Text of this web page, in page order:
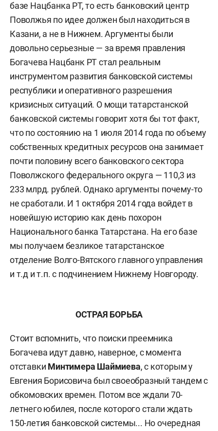
базе Нацбанка РТ, то есть банковский центр
Поволжья по идее должен был находиться в
Казани, а не в Нижнем. Аргументы были
довольно серьезные — за время правления
Богачева Нацбанк РТ стал реальным
инструментом развития банковской системы
республики и оперативного разрешения
кризисных ситуаций. О мощи татарстанской
банковской системы говорит хотя бы тот факт,
что по состоянию на 1 июля 2014 года по объему
собственных кредитных ресурсов она занимает
почти половину всего банковского сектора
Поволжского федерального округа — 110,3 из
233 млрд. рублей. Однако аргументы почему-то
не сработали. И 1 октября 2014 года войдет в
новейшую историю как день похорон
Национального банка Татарстана. На его базе
мы получаем безликое татарстанское
отделение Волго-Вятского главного управления
и т.д и т.п. с подчинением Нижнему Новгороду.
ОСТРАЯ БОРЬБА
Стоит вспомнить, что поиски преемника
Богачева идут давно, наверное, с момента
отставки Минтимера Шаймиева, с которым у
Евгения Борисовича был своеобразный тандем с
обкомовских времен. Потом все ждали 70-
летнего юбилея, после которого стали ждать
150-летия банковской системы... Но очередная